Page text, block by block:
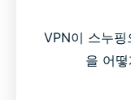
VPN이 스누핑
을 어